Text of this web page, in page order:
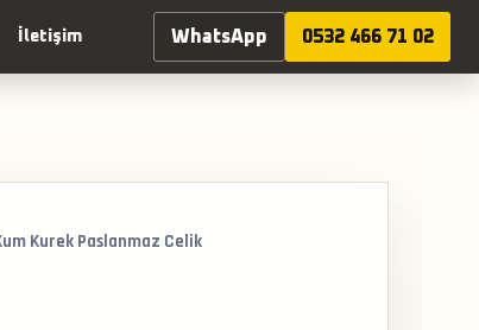
İletişim WhatsApp 0532 466 71 02
Kurek Paslanmaz Celik